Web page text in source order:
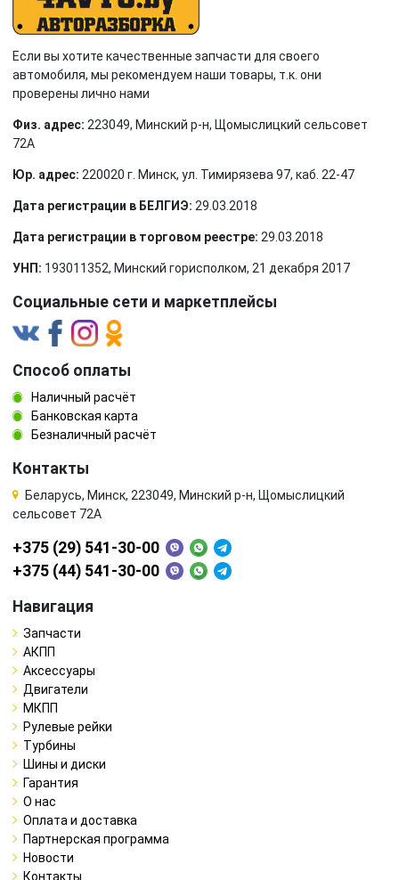
Если вы хотите качественные запчасти для своего
автомобиля, мы рекомендуем наши товары, т.к. они
проверены лично нами
Физ. адрес: 223049, Минский р-н, Щомыслицкий сельсовет
72А
Юр. адрес: 220020 г. Минск, ул. Тимирязева 97, каб. 22-47
Дата регистрации в БЕЛГИЭ: 29.03.2018
Дата регистрации в торговом реестре: 29.03.2018
УНП: 193011352, Минский горисполком, 21 декабря 2017
Социальные сети и маркетплейсы
Способ оплаты
Наличный расчёт
Банковская карта
Безналичный расчёт
Контакты
Беларусь, Минск, 223049, Минский р-н, Щомыслицкий
сельсовет 72А
+375 (29) 541-30-00
+375 (44) 541-30-00
Навигация
Запчасти
АКПП
Аксессуары
Двигатели
МКПП
Рулевые рейки
Турбины
Шины и диски
Гарантия
О нас
Оплата и доставка
Партнерская программа
Новости
Контакты